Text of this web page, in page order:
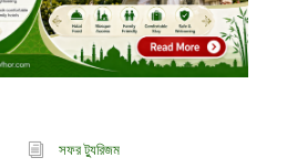
সফর ট্যুরিজম